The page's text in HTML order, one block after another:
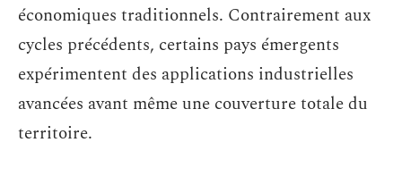
économiques traditionnels. Contrairement aux
cycles précédents, certains pays émergents
expérimentent des applications industrielles
avancées avant même une couverture totale du
territoire.